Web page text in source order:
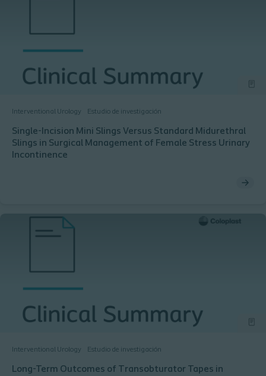
Interventional Urology Estudio de investigación
Single-Incision Mini Slings Versus Standard Midurethral
Slings in Surgical Management of Female Stress Urinary
Incontinence
Interventional Urology Estudio de investigación
Long-Term Outcomes of Transobturator Tapes in